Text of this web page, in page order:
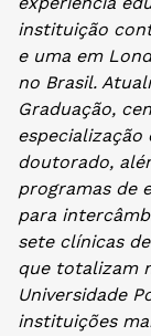
instituição
e uma em
no Brasil.
Graduação,
especialização
doutorado,
programas de
para
sete clínicas
que totalizam
Universidade
instituições